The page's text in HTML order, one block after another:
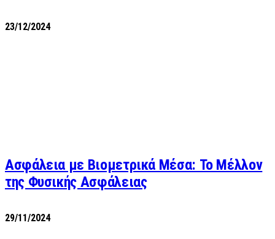
23/12/2024
Ασφάλεια με Βιομετρικά Μέσα: Το Μέλλον
της Φυσικής Ασφάλειας
29/11/2024